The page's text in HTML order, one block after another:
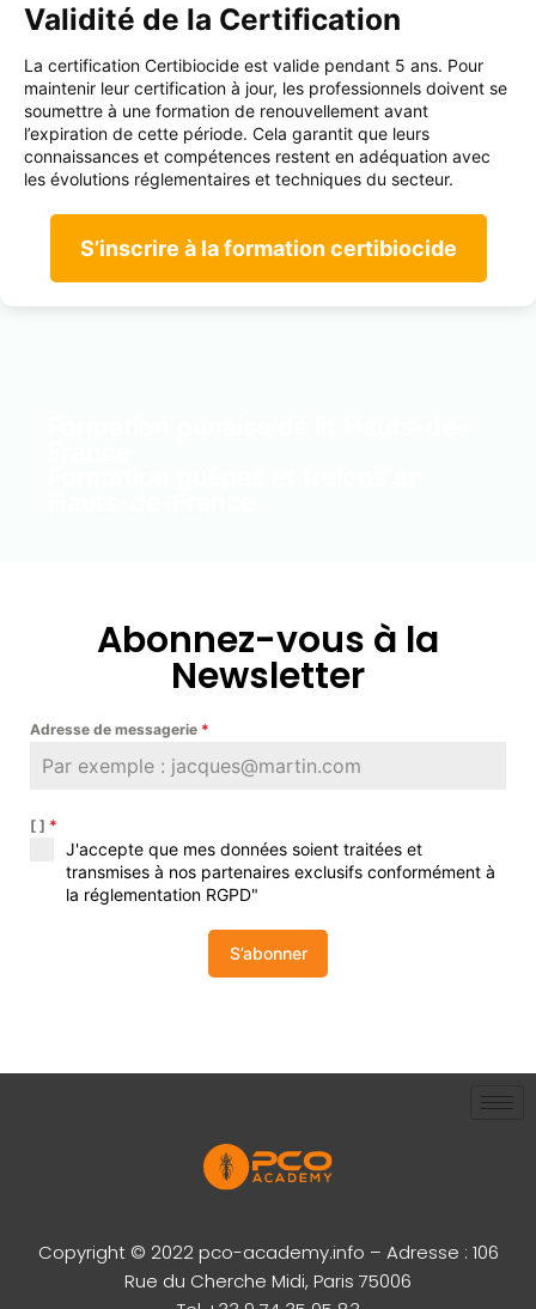
Validité de la Certification
La certification Certibiocide est valide pendant 5 ans. Pour
maintenir leur certification à jour, les professionnels doivent se
soumettre à une formation de renouvellement avant
l’expiration de cette période. Cela garantit que leurs
connaissances et compétences restent en adéquation avec
les évolutions réglementaires et techniques du secteur.
S’inscrire à la formation certibiocide
Abonnez-vous à la
Newsletter
Adresse de messagerie *
[ ] *
J'accepte que mes données soient traitées et
transmises à nos partenaires exclusifs conformément à
la réglementation RGPD"
S’abonner
Copyright © 2022 pco-academy.info – Adresse : 106
Rue du Cherche Midi, Paris 75006